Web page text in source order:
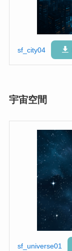
sf_city04
宇宙空間
sf_universe01